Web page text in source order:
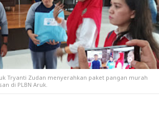
Tryanti Zudan menyerahkan paket pangan murah
di PLBN Aruk.